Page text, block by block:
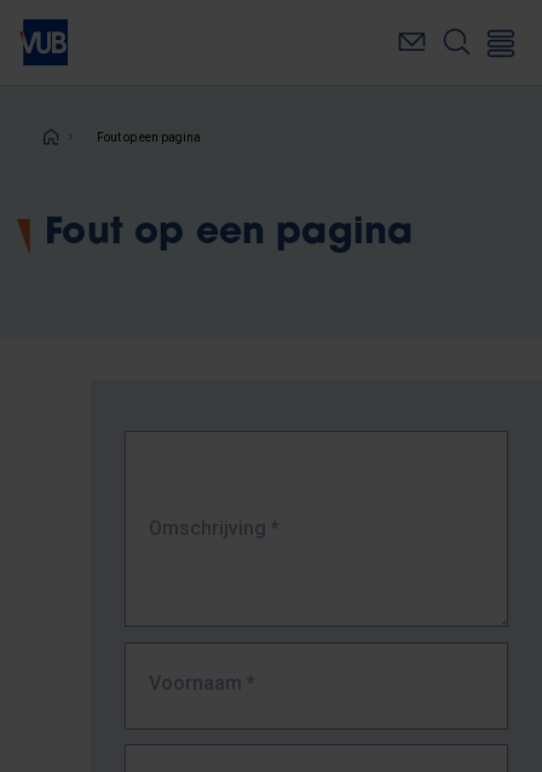
Overslaan
naar
inhoudKruimelpad
Fout op een pagina
Fout op een pagina
Omschrijving *
Voornaam *